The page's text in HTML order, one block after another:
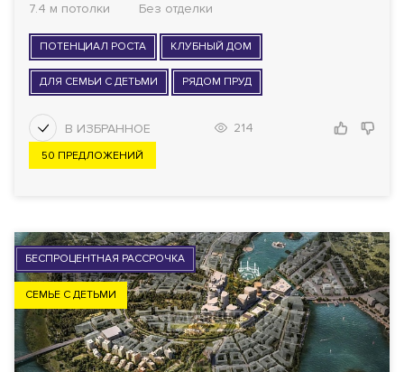
7.4 м потолки
Без отделки
ПОТЕНЦИАЛ РОСТА КЛУБНЫЙ ДОМ
ДЛЯ СЕМЬИ С ДЕТЬМИ РЯДОМ ПРУД
214
50 ПРЕДЛОЖЕНИЙ
БЕСПРОЦЕНТНАЯ РАССРОЧКА
СЕМЬЕ С ДЕТЬМИ